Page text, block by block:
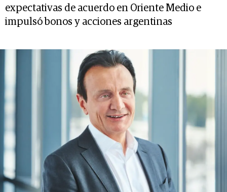
expectativas de acuerdo en Oriente Medio e
impulsó bonos y acciones argentinas